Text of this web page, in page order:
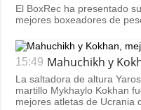
El BoxRec ha presentado
mejores boxeadores de
15:49 Mahuchikh y
La saltadora de altura
martillo Mykhaylo Kokhan
mejores atletas de Ucrania